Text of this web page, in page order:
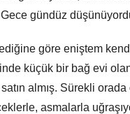
gündüz
göre eniştem
küçük bir bağ evi
almış. Sürekli
asmalarla